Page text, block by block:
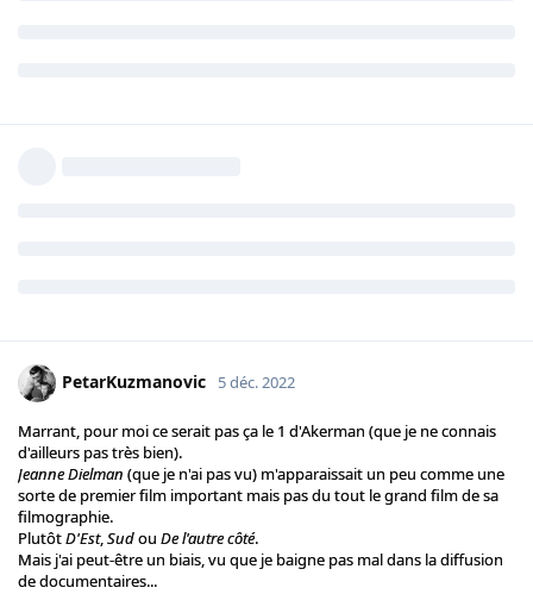
PetarKuzmanovic 5 déc. 2022
Marrant, pour moi ce serait pas ça le 1 d'Akerman (que je ne connais
d'ailleurs pas très bien).
Jeanne Dielman (que je n'ai pas vu) m'apparaissait un peu comme une
sorte de premier film important mais pas du tout le grand film de sa
filmographie.
PlutôtD'Est,Sudou De l'autre côté.
Mais j'ai peut-être un biais, vu que je baigne pas mal dans la diffusion
de documentaires...